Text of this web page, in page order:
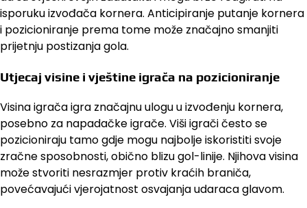
isporuku izvođača kornera. Anticipiranje putanje kornera
i pozicioniranje prema tome može značajno smanjiti
prijetnju postizanja gola.
Utjecaj visine i vještine igrača na pozicioniranje
Visina igrača igra značajnu ulogu u izvođenju kornera,
posebno za napadačke igrače. Viši igrači često se
pozicioniraju tamo gdje mogu najbolje iskoristiti svoje
zračne sposobnosti, obično blizu gol-linije. Njihova visina
može stvoriti nesrazmjer protiv kraćih braniča,
povećavajući vjerojatnost osvajanja udaraca glavom.